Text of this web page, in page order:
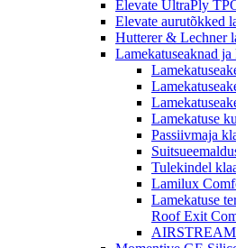
Elevate UltraPly
Elevate aurutõkked
Hutterer & Lechner
Lamekatuseaknad
Lamekatuse
Passiivmaja
Tulekindel
Lamilux
Lamekatuse
Roof Exit
AIRSTREAM